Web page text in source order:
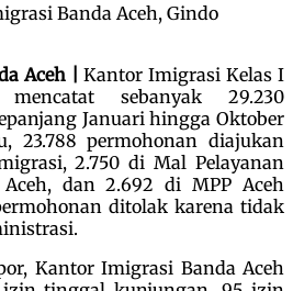
Banda Aceh, Gindo
Aceh |
Kantor Imigrasi Kelas I
sebanyak 29.230
Januari hingga Oktober
23.788 permohonan diajukan
2.750 di Mal Pelayanan
dan 2.692 di MPP Aceh
ditolak karena tidak
Kantor Imigrasi Banda Aceh